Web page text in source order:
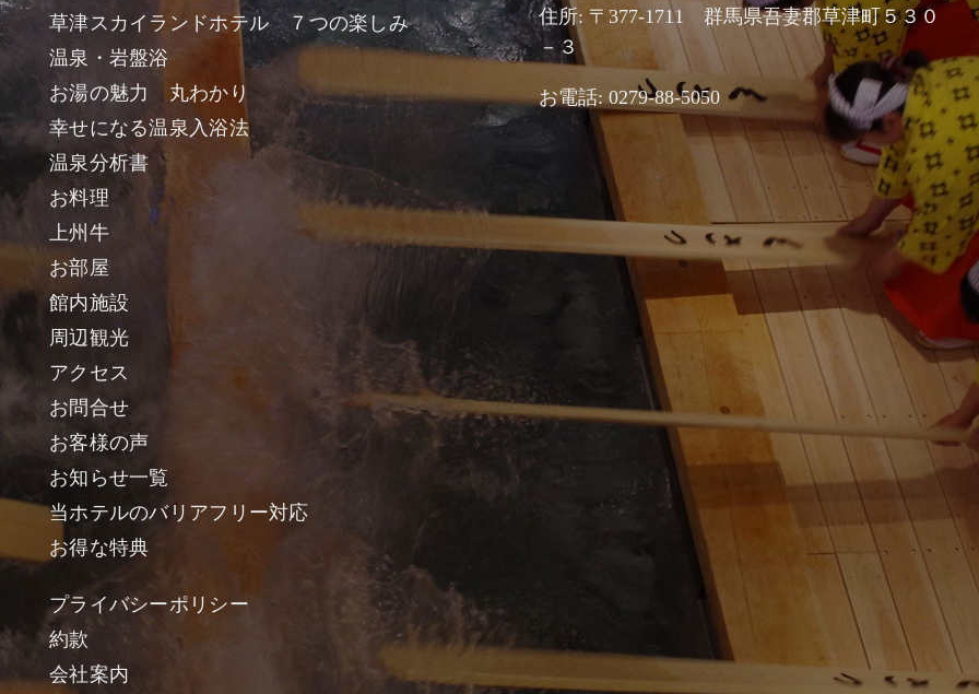
草津スカイランドホテル ７つの楽しみ
温泉・岩盤浴
お湯の魅力 丸わかり
幸せになる温泉入浴法
温泉分析書
お料理
上州牛
お部屋
館内施設
周辺観光
アクセス
お問合せ
お客様の声
お知らせ一覧
当ホテルのバリアフリー対応
お得な特典
プライバシーポリシー
約款
会社案内
住所: 〒377-1711 群馬県吾妻郡草津町５３０
－３
お電話: 0279-88-5050